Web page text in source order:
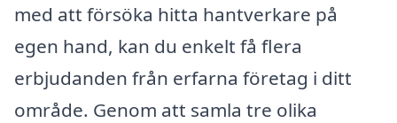
med att försöka hitta hantverkare på
egen hand, kan du enkelt få flera
erbjudanden från erfarna företag i ditt
område. Genom att samla tre olika